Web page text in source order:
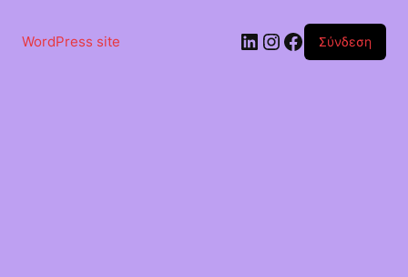
περιεχόμενο
WordPress site Linkedin
Instagram
Facebook
Σύνδεση